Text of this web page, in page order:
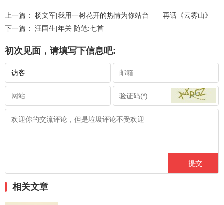
上一篇： 杨文军|我用一树花开的热情为你站台——再话《云雾山》
下一篇： 汪国生|年关 随笔:七首
初次见面，请填写下信息吧:
相关文章